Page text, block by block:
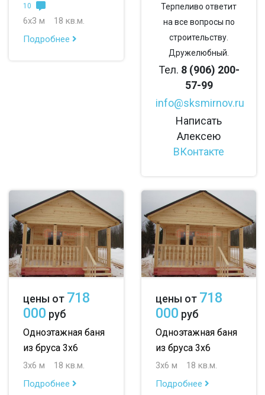
10
6х3 м
18 кв.м.
Подробнее
Терпеливо ответит
на все вопросы по
строительству.
Дружелюбный.
Тел. 8 (906) 200-
57-99
info@sksmirnov.ru
Написать
Алексею
ВКонтакте
цены от 718
000 руб
Одноэтажная баня
из бруса 3х6
3х6 м
18 кв.м.
Подробнее
цены от 718
000 руб
Одноэтажная баня
из бруса 3х6
3х6 м
18 кв.м.
Подробнее